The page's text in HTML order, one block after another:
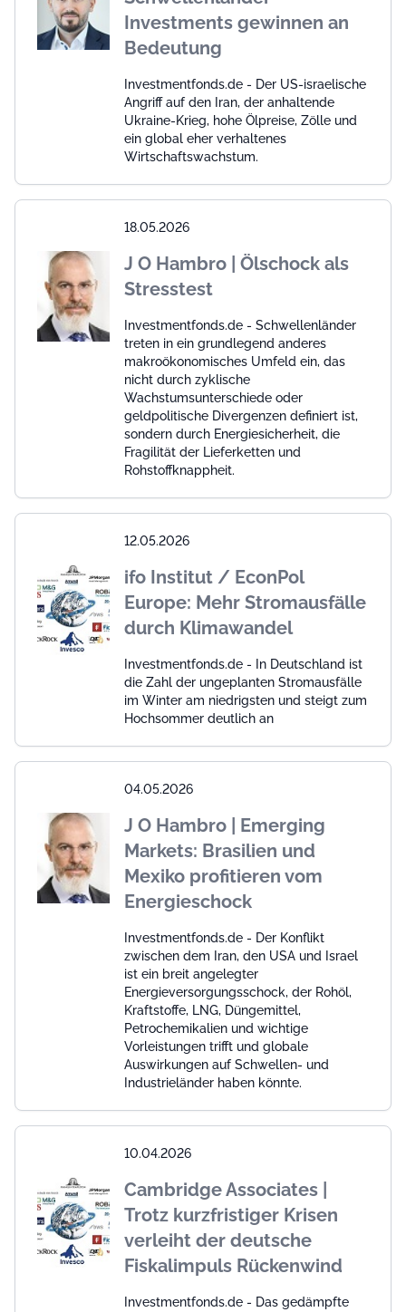
Investments gewinnen an
Bedeutung
Investmentfonds.de - Der US-israelische
Angriff auf den Iran, der anhaltende
Ukraine-Krieg, hohe Ölpreise, Zölle und
ein global eher verhaltenes
Wirtschaftswachstum.
18.05.2026
J O Hambro | Ölschock als
Stresstest
Investmentfonds.de - Schwellenländer
treten in ein grundlegend anderes
makroökonomisches Umfeld ein, das
nicht durch zyklische
Wachstumsunterschiede oder
geldpolitische Divergenzen definiert ist,
sondern durch Energiesicherheit, die
Fragilität der Lieferketten und
Rohstoffknappheit.
12.05.2026
ifo Institut / EconPol
Europe: Mehr Stromausfälle
durch Klimawandel
Investmentfonds.de - In Deutschland ist
die Zahl der ungeplanten Stromausfälle
im Winter am niedrigsten und steigt zum
Hochsommer deutlich an
04.05.2026
J O Hambro | Emerging
Markets: Brasilien und
Mexiko profitieren vom
Energieschock
Investmentfonds.de - Der Konflikt
zwischen dem Iran, den USA und Israel
ist ein breit angelegter
Energieversorgungsschock, der Rohöl,
Kraftstoffe, LNG, Düngemittel,
Petrochemikalien und wichtige
Vorleistungen trifft und globale
Auswirkungen auf Schwellen- und
Industrieländer haben könnte.
10.04.2026
Cambridge Associates |
Trotz kurzfristiger Krisen
verleiht der deutsche
Fiskalimpuls Rückenwind
Investmentfonds.de - Das gedämpfte